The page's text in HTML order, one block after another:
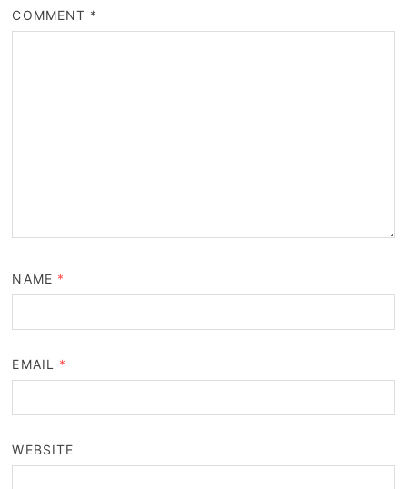
COMMENT *
NAME *
EMAIL *
WEBSITE